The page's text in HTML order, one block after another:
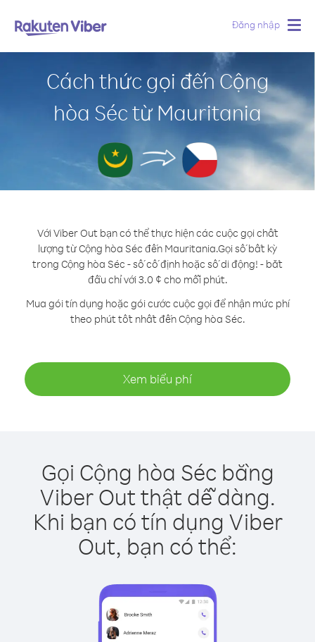
Đăng nhập
Cách thức gọi đến Cộng
hòa Séc từ Mauritania
Với Viber Out bạn có thể thực hiện các cuộc gọi chất
lượng từ Cộng hòa Séc đến Mauritania.Gọi số bất kỳ
trong Cộng hòa Séc - số cố định hoặc số di động! - bắt
đầu chỉ với 3.0 ¢ cho mỗi phút.
Mua gói tín dụng hoặc gói cước cuộc gọi để nhận mức phí
theo phút tốt nhất đến Cộng hòa Séc.
Xem biểu phí
Gọi Cộng hòa Séc bằng
Viber Out thật dễ dàng.
Khi bạn có tín dụng Viber
Out, bạn có thể: